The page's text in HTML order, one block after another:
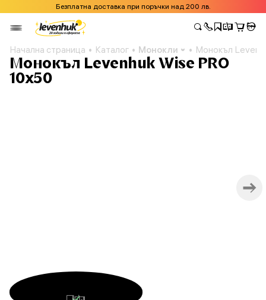
Безплатна доставка при поръчки над 200 лв.
Начална страница Каталог Монокли Монокъл
Монокъл Levenhuk Wise PRO
10x50